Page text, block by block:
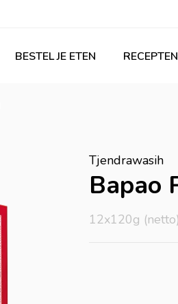
BESTEL JE ETEN RECEPTEN
Tjendrawasih
Bapao
12x120g (netto)